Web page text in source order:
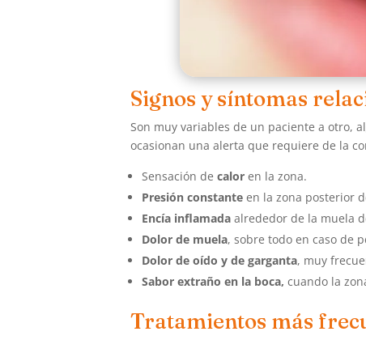
Signos y síntomas
Son muy variables de un paciente a otro,
ocasionan una alerta que requiere de la
Sensación decalor en la zona.
Presión constante en la zona posterior
Encía inflamada alrededor de la muela
Dolor de muela, sobre todo en caso de
Dolor de oído y de garganta, muy
Sabor extraño en la boca, cuando la
Tratamientos más